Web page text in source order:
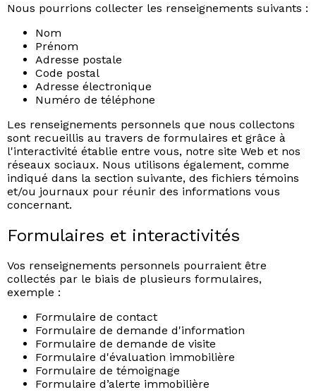
Nous pourrions collecter les renseignements suivants :
Nom
Prénom
Adresse postale
Code postal
Adresse électronique
Numéro de téléphone
Les renseignements personnels que nous collectons
sont recueillis au travers de formulaires et grâce à
l'interactivité établie entre vous, notre site Web et nos
réseaux sociaux. Nous utilisons également, comme
indiqué dans la section suivante, des fichiers témoins
et/ou journaux pour réunir des informations vous
concernant.
Formulaires et interactivités
Vos renseignements personnels pourraient être
collectés par le biais de plusieurs formulaires,
exemple :
Formulaire de contact
Formulaire de demande d'information
Formulaire de demande de visite
Formulaire d'évaluation immobilière
Formulaire de témoignage
Formulaire d’alerte immobilière